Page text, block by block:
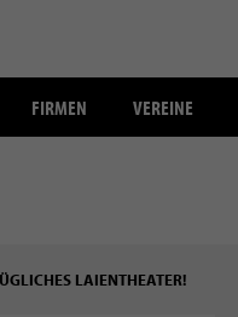
FIRMEN VEREINE
LAIENTHEATER!